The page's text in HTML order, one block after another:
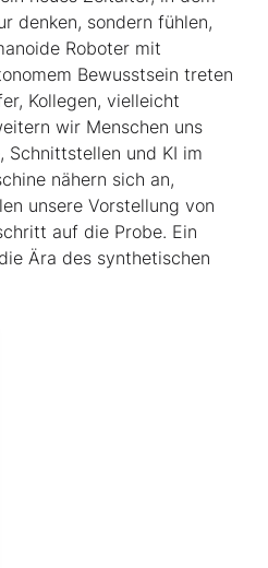
denken, sondern fühlen,
Roboter mit
Bewusstsein treten
Kollegen, vielleicht
wir Menschen uns
Schnittstellen und KI im
nähern sich an,
unsere Vorstellung von
auf die Probe. Ein
Ära des synthetischen